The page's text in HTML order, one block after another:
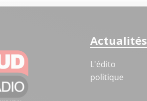
Actualités
L'édito
politique